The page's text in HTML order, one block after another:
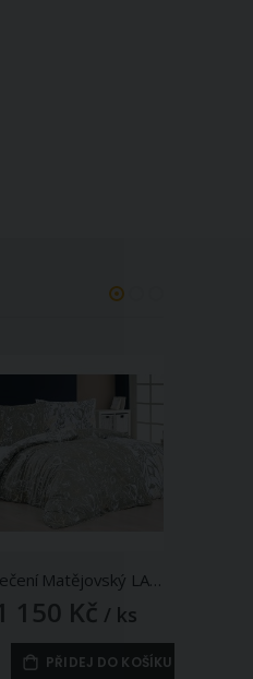
Povlečení Matějovský LARISSA, květinový vzor, šedo-zelené (více materiálů, rozměrů)
150 Kč / ks
PŘIDEJ DO KOŠÍKU